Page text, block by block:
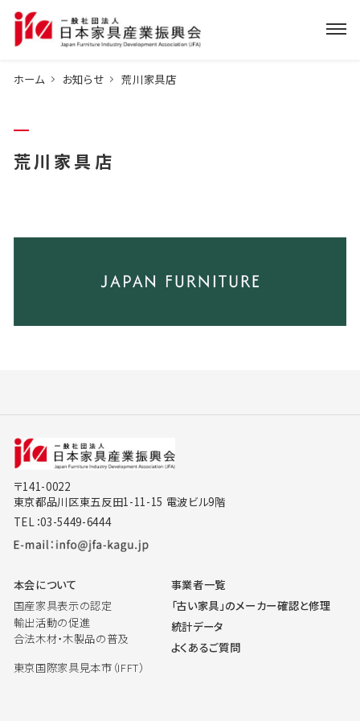
ホーム お知らせ 荒川家具店
荒川家具店
〒141-0022
東京都品川区東五反田1-11-15 電波ビル9階
TEL：03-5449-6444
本会について
国産家具表示の認定
輸出活動の促進
合法木材・木製品の普及
東京国際家具見本市（IFFT）
事業者一覧
「古い家具」のメーカー確認と修理
統計データ
よくあるご質問